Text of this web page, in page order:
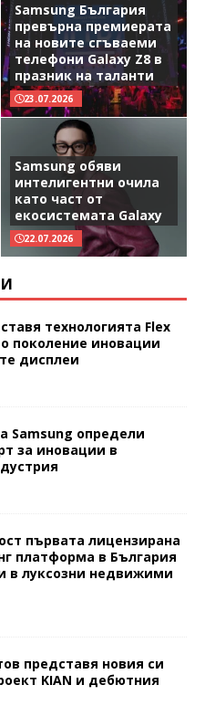
Samsung България
превърна премиерата
на новите сгъваеми
телефони Galaxy Z8 в
празник на таланти
23.07.2026
Samsung обяви
интелигентни очила
като част от
екосистемата Galaxy
22.07.2026
технологията Flex
поколение иновации
дисплеи
Samsung определи
за иновации в
първата лицензирана
платформа в България
в луксозни недвижими
представя новия си
KIAN и дебютния